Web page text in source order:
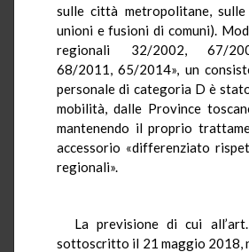
sulle città metropolitane,
unioni e fusioni di comuni).
regionali 32/2002, 67/
68/2011, 65/2014», un
personale di categoria D è
mobilità, dalle Province
mantenendo il proprio
accessorio «differenziato
regionali».
La previsione di cui
sottoscritto il 21 maggio 2018,